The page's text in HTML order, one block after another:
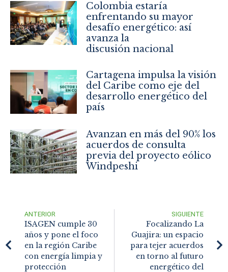
Colombia estaría
enfrentando su mayor
desafío energético: así
avanza la
discusión nacional
Cartagena impulsa la visión
del Caribe como eje del
desarrollo energético del
país
Avanzan en más del 90% los
acuerdos de consulta
previa del proyecto eólico
Windpeshi
ANTERIOR
ISAGEN cumple 30
años y pone el foco
en la región Caribe
con energía limpia y
protección
SIGUIENTE
Focalizando La
Guajira: un espacio
para tejer acuerdos
en torno al futuro
energético del